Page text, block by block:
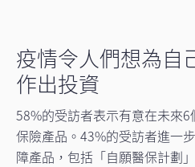
疫情令人們想為自
作出投資
58%的受訪者表示有意在未來
保險產品。43%的受訪者進一
障產品，包括「自願醫保計劃